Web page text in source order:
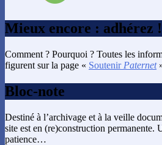
Mieux encore : adhérez !
Comment ? Pourquoi ? Toutes les
figurent sur la page « Soutenir Paternet
Bloc-note
Destiné à l’archivage et à la veille
site est en (re)construction permanente.
patience…